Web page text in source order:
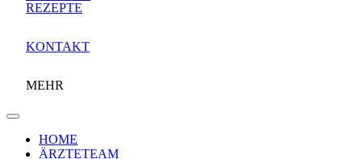
REZEPTE
KONTAKT
MEHR
HOME
ÄRZTETEAM